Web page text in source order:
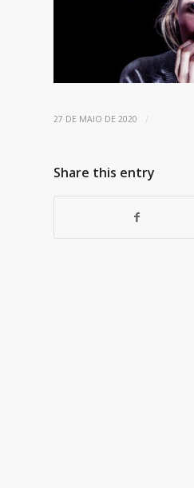
27 DE MAIO DE 2020 /
Share this entry